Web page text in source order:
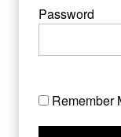
Password
Remember